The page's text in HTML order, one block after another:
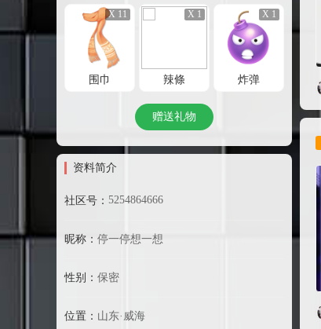
围巾
X 11
辣條
X 1
炸弹
X 1
赠送礼物
资料简介
社区号： 5254864666
昵称： 停一停想一想
性别： 保密
位置： 山东·威海